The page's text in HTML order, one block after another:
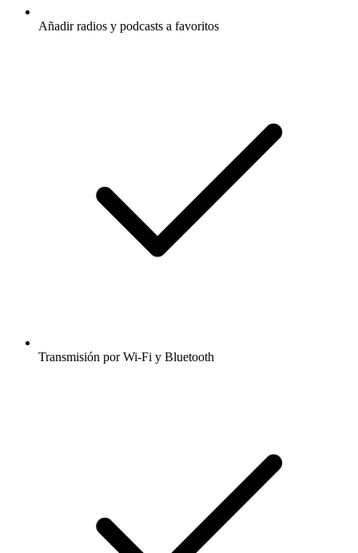
Añadir radios y podcasts a favoritos
Transmisión por Wi-Fi y Bluetooth